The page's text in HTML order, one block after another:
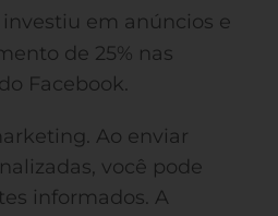
investiu em anúncios e
de 25% nas
Facebook.
Ao enviar
você pode
informados. A